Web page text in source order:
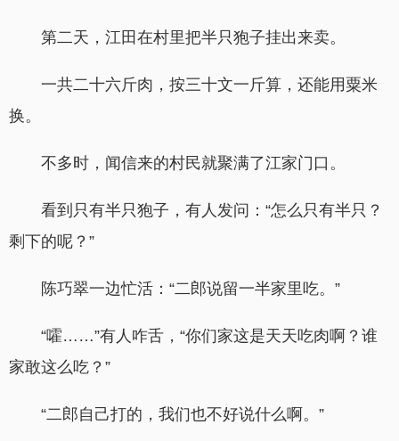
第二天，江田在村里把半只狍子挂出来卖。
一共二十六斤肉，按三十文一斤算，还能用粟米
换。
不多时，闻信来的村民就聚满了江家门口。
看到只有半只狍子，有人发问：“怎么只有半只？
剩下的呢？”
陈巧翠一边忙活：“二郎说留一半家里吃。”
“嚯……”有人咋舌，“你们家这是天天吃肉啊？谁
家敢这么吃？”
“二郎自己打的，我们也不好说什么啊。”